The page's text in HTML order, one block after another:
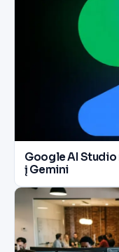
Google AI Studio
į Gemini